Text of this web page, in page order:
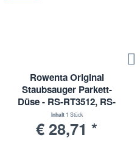
Rowenta Original
Staubsauger Parkett-
Düse - RS-RT3512, RS-
RT4139, ZR904701
Inhalt 1 Stück
€ 28,71 *